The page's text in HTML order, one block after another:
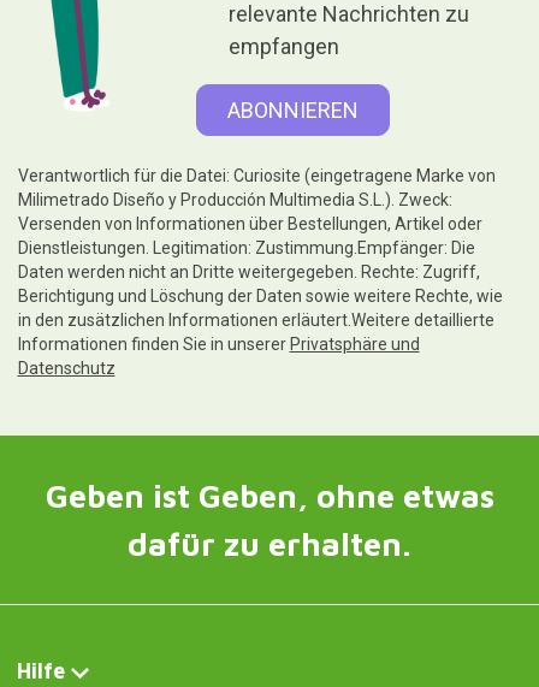
relevante Nachrichten zu
empfangen
Verantwortlich für die Datei: Curiosite (eingetragene Marke von
Milimetrado Diseño y Producción Multimedia S.L.). Zweck:
Versenden von Informationen über Bestellungen, Artikel oder
Dienstleistungen. Legitimation: Zustimmung.Empfänger: Die
Daten werden nicht an Dritte weitergegeben. Rechte: Zugriff,
Berichtigung und Löschung der Daten sowie weitere Rechte, wie
in den zusätzlichen Informationen erläutert.Weitere detaillierte
Informationen finden Sie in unsererPrivatsphäre und
Datenschutz
Geben ist Geben, ohne etwas
dafür zu erhalten.
Hilfe